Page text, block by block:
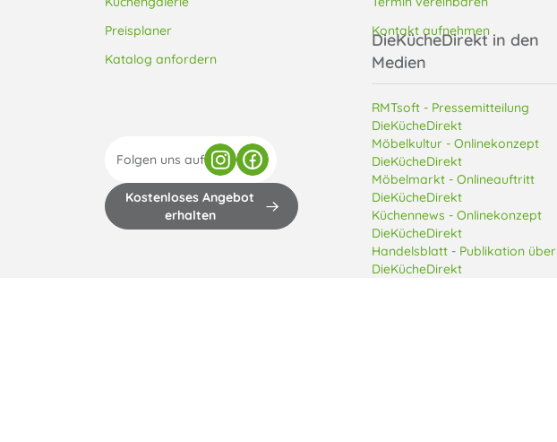
Preisplaner
Katalog anfordern
Kontakt aufnehmen
Folgen uns auf
Kostenloses Angebot
erhalten
DieKücheDirekt in den
Medien
RMTsoft - Pressemitteilung
DieKücheDirekt
Möbelkultur - Onlinekonzept
DieKücheDirekt
Möbelmarkt - Onlineauftritt
DieKücheDirekt
Küchennews - Onlinekonzept
DieKücheDirekt
Handelsblatt - Publikation über
DieKücheDirekt